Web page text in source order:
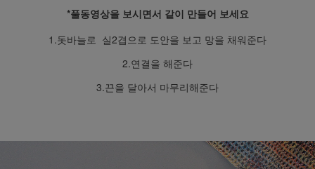
*풀동영상을 보시면서 같이 만들어 보세요
1.돗바늘로 실2겹으로 도안을 보고 망을 채워준다
2.연결을 해준다
3.끈을 달아서 마무리해준다